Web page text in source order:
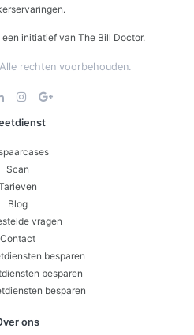
initiatief van The Bill Doctor.
rechten voorbehouden.
Scan
Blog
vragen
Contact
besparen
besparen
besparen
ons